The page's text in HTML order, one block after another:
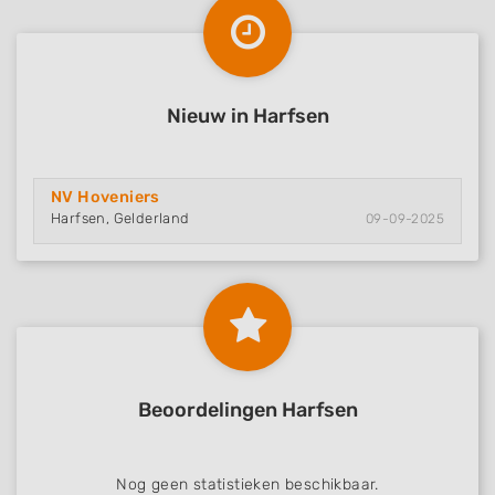
Nieuw in Harfsen
NV Hoveniers
Harfsen, Gelderland 09-09-2025
Beoordelingen Harfsen
Nog geen statistieken beschikbaar.